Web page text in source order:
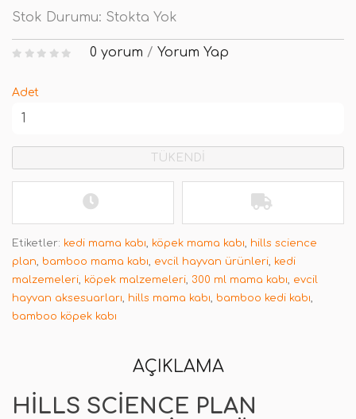
Stok Durumu: Stokta Yok
0 yorum / Yorum Yap
Adet
TÜKENDİ
Etiketler: kedi mama kabı, köpek mama kabı, hills science
plan, bamboo mama kabı, evcil hayvan ürünleri, kedi
malzemeleri, köpek malzemeleri, 300 ml mama kabı, evcil
hayvan aksesuarları, hills mama kabı, bamboo kedi kabı,
bamboo köpek kabı
AÇIKLAMA
HILLS SCIENCE PLAN